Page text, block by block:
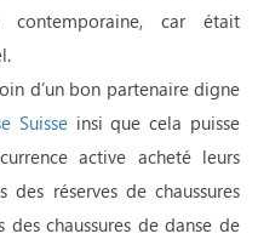
car était
d’un bon partenaire digne
Suisseinsi que cela puisse
active acheté leurs
des réserves de chaussures
des chaussures de danse de